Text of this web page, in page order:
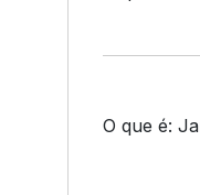
O que é: